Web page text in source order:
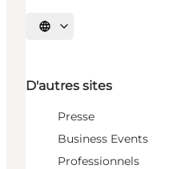
Choisissez la langue
D'autres sites
Presse
Business Events
Professionnels